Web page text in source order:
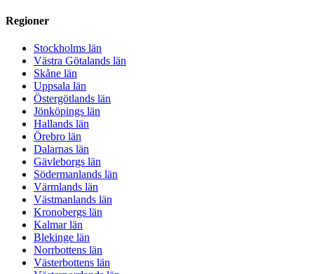
Regioner
Stockholms län
Västra Götalands län
Skåne län
Uppsala län
Östergötlands län
Jönköpings län
Hallands län
Örebro län
Dalarnas län
Gävleborgs län
Södermanlands län
Värmlands län
Västmanlands län
Kronobergs län
Kalmar län
Blekinge län
Norrbottens län
Västerbottens län